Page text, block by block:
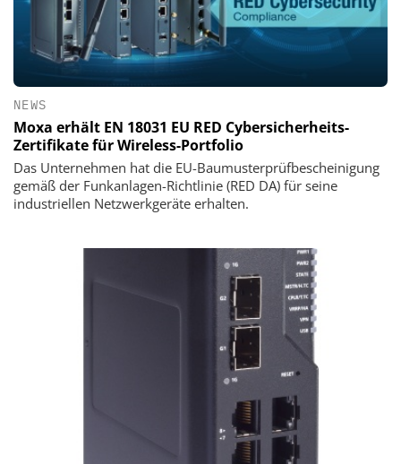
NEWS
Moxa erhält EN 18031 EU RED Cybersicherheits-
Zertifikate für Wireless-Portfolio
Das Unternehmen hat die EU-Baumusterprüfbescheinigung
gemäß der Funkanlagen-Richtlinie (RED DA) für seine
industriellen Netzwerkgeräte erhalten.